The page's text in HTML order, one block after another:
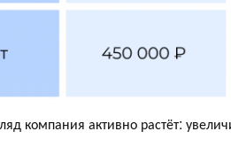
компания активно растёт: